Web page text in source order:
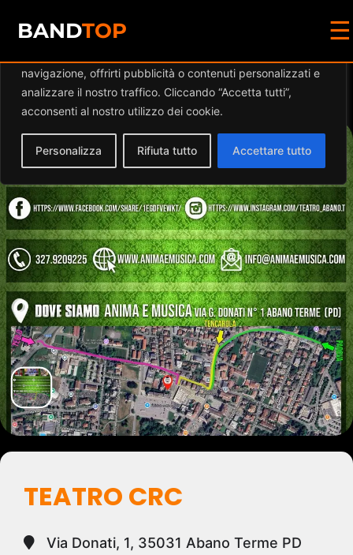
Diamo valore alla tua privacy
navigazione, offrirti pubblicità o contenuti personalizzati e
analizzare il nostro traffico. Cliccando “Accetta tutti”,
acconsenti al nostro utilizzo dei cookie.
Personalizza Rifiuta tutto Accettare tutto
BANDTOP ☰
Events at this location
TEATRO CRC
Via Donati, 1, 35031 Abano Terme PD